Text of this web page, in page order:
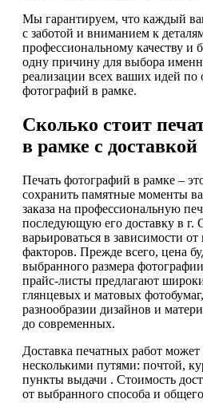
Мы гарантируем, что каждый
с заботой и вниманием к
профессиональному качеству и
одну причину для выбора
реализации всех ваших идей
фотографий в рамке.
Сколько стоит
в рамке с доставкой
Печать фотографий в рамке –
сохранить памятные моменты
заказа на профессиональную
последующую его доставку в г.
варьироваться в зависимости
факторов. Прежде всего, цена
выбранного размера
прайс-листы предлагают
глянцевых и матовых
разнообразии дизайнов и
до современных.
Доставка печатных работ может
несколькими путями: почтой,
пункты выдачи . Стоимость
от выбранного способа и